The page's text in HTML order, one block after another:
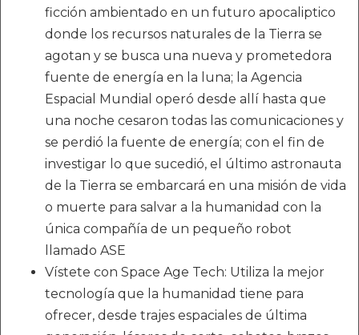
ficción ambientado en un futuro apocaliptico
donde los recursos naturales de la Tierra se
agotan y se busca una nueva y prometedora
fuente de energía en la luna; la Agencia
Espacial Mundial operó desde allí hasta que
una noche cesaron todas las comunicaciones y
se perdió la fuente de energía; con el fin de
investigar lo que sucedió, el último astronauta
de la Tierra se embarcará en una misión de vida
o muerte para salvar a la humanidad con la
única compañía de un pequeño robot
llamado ASE
Vístete con Space Age Tech: Utiliza la mejor
tecnología que la humanidad tiene para
ofrecer, desde trajes espaciales de última